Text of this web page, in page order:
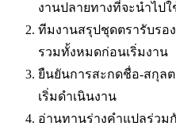
งานปลายทางที่จะนำไปใ
ทีมงานสรุปชุดตรารับรอ
รวมทั้งหมดก่อนเริ่มงาน
ยืนยันการสะกดชื่อ-สกุล
เริ่มดำเนินงาน
อ่านทานร่างคำแปลร่วม